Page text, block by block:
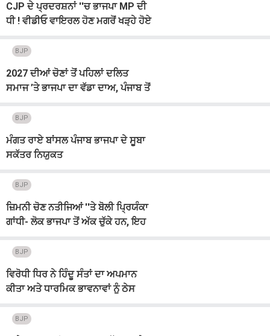
CJP ਦੇ ਪ੍ਰਦਰਸ਼ਨਾਂ ''ਚ ਭਾਜਪਾ MP ਦੀ
ਧੀ ! ਵੀਡੀਓ ਵਾਇਰਲ ਹੋਣ ਮਗਰੋਂ ਖੜ੍ਹੇ ਹੋਏ
BJP
2027 ਦੀਆਂ ਚੋਣਾਂ ਤੋਂ ਪਹਿਲਾਂ ਦਲਿਤ
ਸਮਾਜ ’ਤੇ ਭਾਜਪਾ ਦਾ ਵੱਡਾ ਦਾਅ, ਪੰਜਾਬ ਤੋਂ
BJP
ਮੰਗਤ ਰਾਏ ਬਾਂਸਲ ਪੰਜਾਬ ਭਾਜਪਾ ਦੇ ਸੂਬਾ
ਸਕੱਤਰ ਨਿਯੁਕਤ
BJP
ਜ਼ਿਮਨੀ ਚੋਣ ਨਤੀਜਿਆਂ ''ਤੇ ਬੋਲੀ ਪ੍ਰਿਯੰਕਾ
ਗਾਂਧੀ- ਲੋਕ ਭਾਜਪਾ ਤੋਂ ਅੱਕ ਚੁੱਕੇ ਹਨ, ਇਹ
BJP
ਵਿਰੋਧੀ ਧਿਰ ਨੇ ਹਿੰਦੂ ਸੰਤਾਂ ਦਾ ਅਪਮਾਨ
ਕੀਤਾ ਅਤੇ ਧਾਰਮਿਕ ਭਾਵਨਾਵਾਂ ਨੂੰ ਠੇਸ
BJP